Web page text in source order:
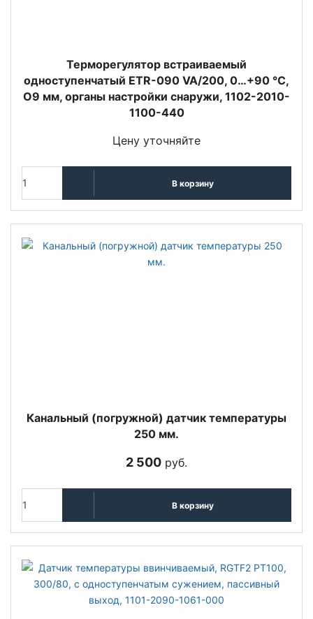
Терморегулятор встраиваемый
одноступенчатый ETR-090 VA/200, 0…+90 °C,
O9 мм, органы настройки снаружи, 1102-2010-
1100-440
Цену уточняйте
В корзину
Канальный (погружной) датчик температуры
250 мм.
2 500 руб.
В корзину